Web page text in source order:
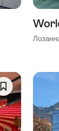
Save
As
Favorite